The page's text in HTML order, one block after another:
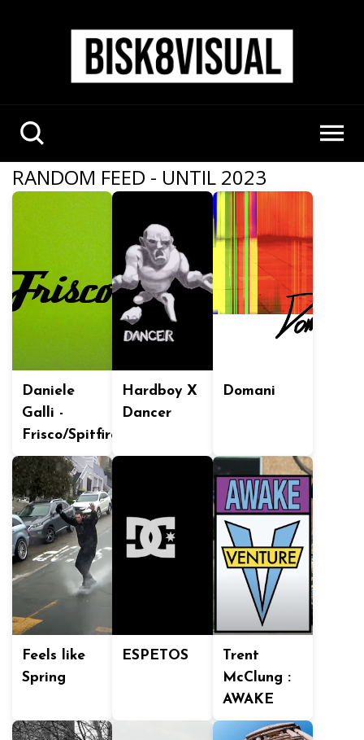
RANDOM FEED - UNTIL 2023
Daniele
Galli -
Frisco/Spitfire
Hardboy X
Dancer
Domani
Feels like
Spring
ESPETOS
Trent
McClung :
AWAKE